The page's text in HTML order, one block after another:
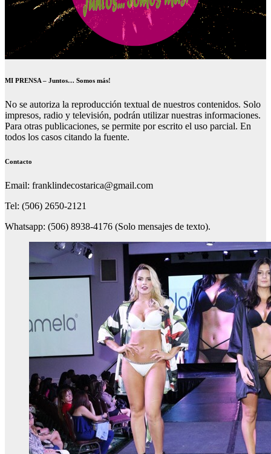
MI PRENSA – Juntos… Somos más!
No se autoriza la reproducción textual de nuestros contenidos. Solo
impresos, radio y televisión, podrán utilizar nuestras informaciones.
Para otras publicaciones, se permite por escrito el uso parcial. En
todos los casos citando la fuente.
Contacto
Email: franklindecostarica@gmail.com
Tel: (506) 2650-2121
Whatsapp: (506) 8938-4176 (Solo mensajes de texto).